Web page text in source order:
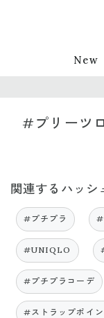
New
#プリーツ
関連するハッシ
#プチプラ
#UNIQLO
#プチプラコーデ
#ストラップポイ